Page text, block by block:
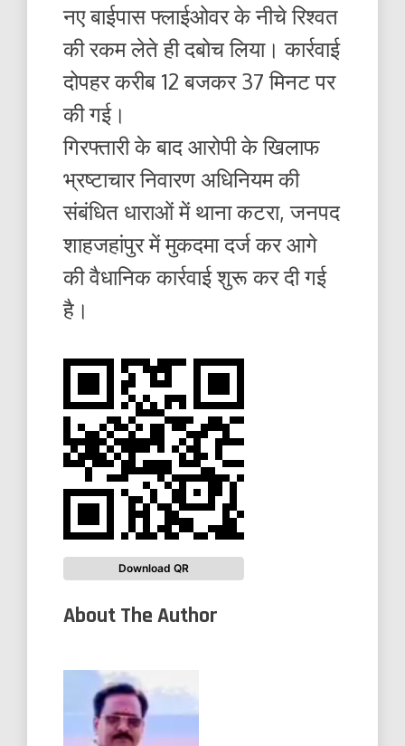
नए बाईपास फ्लाईओवर के नीचे रिश्वत
की रकम लेते ही दबोच लिया। कार्रवाई
दोपहर करीब 12 बजकर 37 मिनट पर
की गई।
गिरफ्तारी के बाद आरोपी के खिलाफ
भ्रष्टाचार निवारण अधिनियम की
संबंधित धाराओं में थाना कटरा, जनपद
शाहजहांपुर में मुकदमा दर्ज कर आगे
की वैधानिक कार्रवाई शुरू कर दी गई
है।
Download QR
About The Author